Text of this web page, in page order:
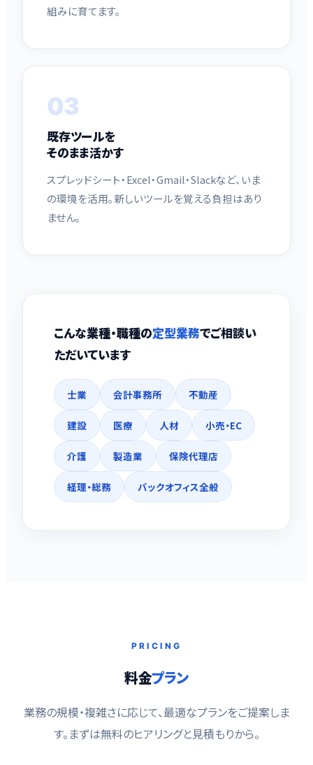
組みに育てます。
03
既存ツールを
そのまま活かす
スプレッドシート・Excel・Gmail・Slackなど、いま
の環境を活用。新しいツールを覚える負担はあり
ません。
こんな業種・職種の定型業務でご相談い
ただいています
士業 会計事務所 不動産
建設 医療 人材 小売・EC
介護 製造業 保険代理店
経理・総務 バックオフィス全般
PRICING
料金プラン
業務の規模・複雑さに応じて、最適なプランをご提案しま
す。まずは無料のヒアリングと見積もりから。